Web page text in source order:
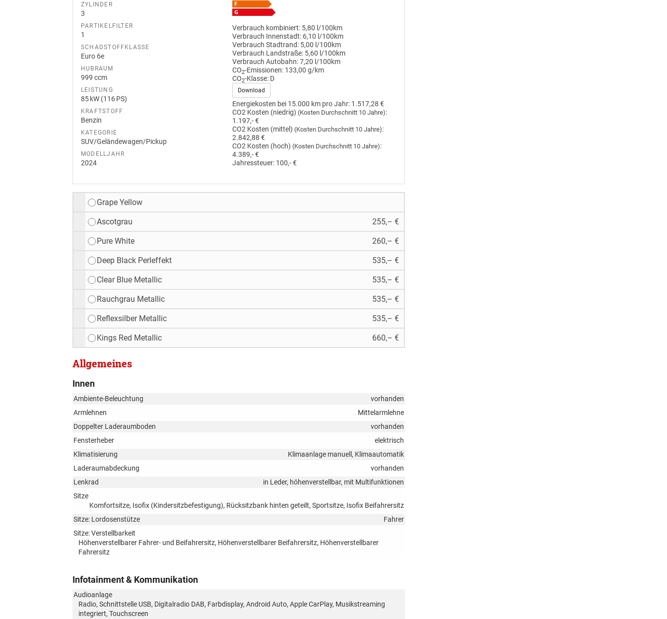
ZYLINDER
3
PARTIKELFILTER
1
SCHADSTOFFKLASSE
Euro 6e
HUBRAUM
999 ccm
LEISTUNG
85 kW (116 PS)
KRAFTSTOFF
Benzin
KATEGORIE
SUV/Geländewagen/Pickup
MODELLJAHR
2024
Verbrauch kombiniert: 5,80 l/100km
Verbrauch Innenstadt: 6,10 l/100km
Verbrauch Stadtrand: 5,00 l/100km
Verbrauch Landstraße: 5,60 l/100km
Verbrauch Autobahn:7,20 l/100km
CO2-Emissionen: 133,00 g/km
CO2-Klasse: D
Download
Energiekosten bei 15.000 km pro Jahr: 1.517,28 €
CO2 Kosten (niedrig)(Kosten Durchschnitt 10 Jahre):
1.197,- €
CO2 Kosten (mittel)(Kosten Durchschnitt 10 Jahre):
2.842,88 €
CO2 Kosten (hoch)(Kosten Durchschnitt 10 Jahre):
4.389,- €
Jahressteuer: 100,- €
Grape Yellow
Ascotgrau 255,– €
Pure White 260,– €
Deep Black Perleffekt 535,– €
Clear Blue Metallic 535,– €
Rauchgrau Metallic 535,– €
Reflexsilber Metallic 535,– €
Kings Red Metallic 660,– €
Allgemeines
Innen
Ambiente-Beleuchtung
vorhanden
Armlehnen
Mittelarmlehne
Doppelter Laderaumboden
vorhanden
Fensterheber
elektrisch
Klimatisierung
Klimaanlage manuell, Klimaautomatik
Laderaumabdeckung
vorhanden
Lenkrad
in Leder, höhenverstellbar, mit Multifunktionen
Sitze
Komfortsitze, Isofix (Kindersitzbefestigung), Rücksitzbank hinten geteilt, Sportsitze, Isofix Beifahrersitz
Sitze: Lordosenstütze
Fahrer
Sitze: Verstellbarkeit
Höhenverstellbarer Fahrer- und Beifahrersitz, Höhenverstellbarer Beifahrersitz, Höhenverstellbarer
Fahrersitz
Infotainment & Kommunikation
Audioanlage
Radio, Schnittstelle USB, Digitalradio DAB, Farbdisplay, Android Auto, Apple CarPlay, Musikstreaming
integriert, Touchscreen